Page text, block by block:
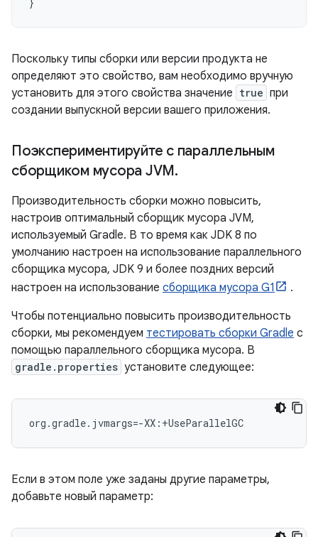
Поскольку типы сборки или версии продукта не
определяют это свойство, вам необходимо вручную
установить для этого свойства значение true при
создании выпускной версии вашего приложения.
Поэкспериментируйте с параллельным
сборщиком мусора JVM.
Производительность сборки можно повысить,
настроив оптимальный сборщик мусора JVM,
используемый Gradle. В то время как JDK 8 по
умолчанию настроен на использование параллельного
сборщика мусора, JDK 9 и более поздних версий
настроен на использование сборщика мусора G1
.
Чтобы потенциально повысить производительность
сборки, мы рекомендуем тестировать сборки Gradle с
помощью параллельного сборщика мусора. В
gradle.properties установите следующее:
org.gradle.jvmargs=-XX:+UseParallelGC
Если в этом поле уже заданы другие параметры,
добавьте новый параметр: